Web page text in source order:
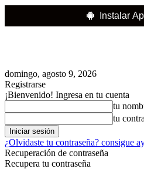
Instalar
domingo, agosto 9, 2026
Registrarse
¡Bienvenido! Ingresa en tu cuenta
tu
tu
¿Olvidaste tu contraseña? consigue
Recuperación de contraseña
Recupera tu contraseña